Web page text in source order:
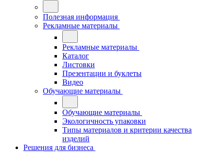
Полезная информация
Рекламные материалы
Рекламные материалы
Каталог
Листовки
Презентации и буклеты
Видео
Обучающие материалы
Обучающие материалы
Экологичность упаковки
Типы материалов и критерии качества
изделий
Решения для бизнеса